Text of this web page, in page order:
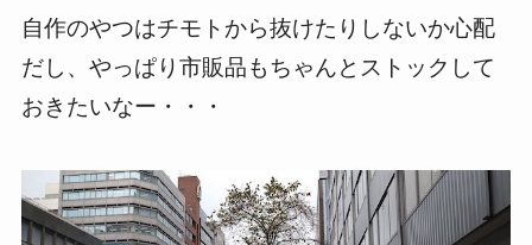
自作のやつはチモトから抜けたりしないか心配
だし、やっぱり市販品もちゃんとストックして
おきたいなー・・・